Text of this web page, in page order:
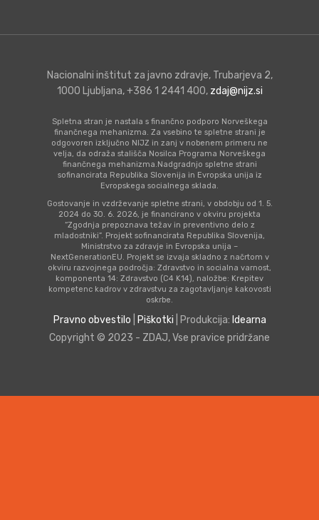
Nacionalni inštitut za javno zdravje, Trubarjeva 2,
1000 Ljubljana, +386 1 2441 400, zdaj@nijz.si
Spletna stran je nastala s finančno podporo Norveškega
finančnega mehanizma. Za vsebino te spletne strani je
odgovoren izključno NIJZ in zanj v nobenem primeru ne
velja, da odraža stališča Nosilca Programa Norveškega
finančnega mehanizma.Nadgradnjo spletne strani
sofinancirata Republika Slovenija in Evropska unija iz
Evropskega socialnega sklada.
Gostovanje in vzdrževanje spletne strani, v obdobju od 1. 5.
2024 do 30. 6. 2026, je financirano v okviru projekta
“Zgodnja prepoznava težav in preventivno delo z
mladostniki”. Projekt sofinancirata Republika Slovenija,
Ministrstvo za zdravje in Evropska unija –
NextGenerationEU. Projekt se izvaja skladno z načrtom v
okviru razvojnega področja: Zdravstvo in socialna varnost,
komponenta 14: Zdravstvo (C4 K14), naložbe: Krepitev
kompetenc kadrov v zdravstvu za zagotavljanje kakovosti
oskrbe.
Pravno obvestilo Piškotki | Produkcija: Idearna
Copyright © 2023 - ZDAJ, Vse pravice pridržane